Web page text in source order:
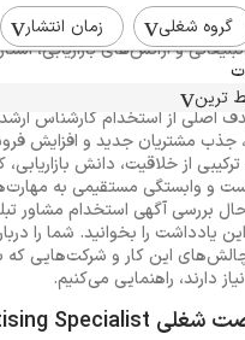
گروه شغلی زمان انتشار
ترین
کارشناس تبلیغات
و آژانس‌های بازاریابی،
برای برنامه‌ریزی، طراحی،
محصولات و خدمات خود به
اصلی از استخدام کارشناس
جذب مشتریان جدید و افزایش
از خلاقیت، دانش بازاریابی،
و وابستگی مستقیمی به
بررسی آگهی استخدام مشاور
یادداشت را بخوانید. شما را
چالش‌های این کار و شرکت‌هایی که
دارند، راهنمایی می‌کنیم.